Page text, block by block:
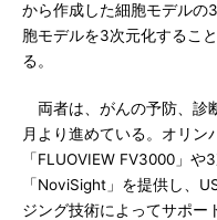
から作成した細胞モデルの
胞モデルを3次元化するこ
る。
両者は、がんの予防、診
月より進めている。オリ
「FLUOVIEW FV3000」
「NoviSight」を提供し、
ジング技術によってサポー